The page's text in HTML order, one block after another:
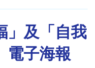
」及「自我
電子海報